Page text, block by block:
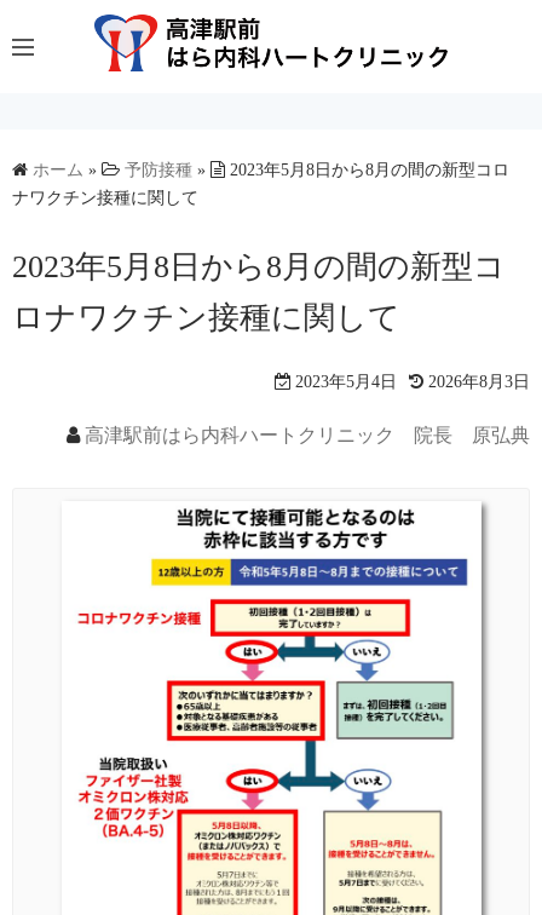
ン
へ
ス
ッ
ホーム » 予防接種 »
2023年5月8日から8月の間の新型コロ
ナワクチン接種に関して
2023年5月8日から8月の間の新型コ
ロナワクチン接種に関して
2023年5月4日 2026年8月3日
高津駅前はら内科ハートクリニック 院長 原弘典